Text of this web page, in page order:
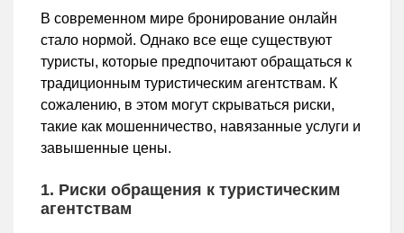
В современном мире бронирование онлайн
стало нормой. Однако все еще существуют
туристы, которые предпочитают обращаться к
традиционным туристическим агентствам. К
сожалению, в этом могут скрываться риски,
такие как мошенничество, навязанные услуги и
завышенные цены.
1. Риски обращения к туристическим
агентствам